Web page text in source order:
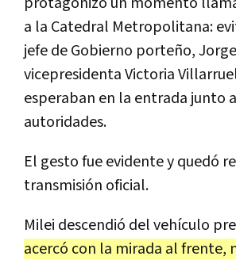
a la Catedral Metropolitana:
jefe de Gobierno porteño,
vicepresidenta Victoria
esperaban en la entrada junto
autoridades.
El gesto fue evidente y quedó
transmisión oficial.
Milei descendió del vehículo
acercó con la mirada al frente,